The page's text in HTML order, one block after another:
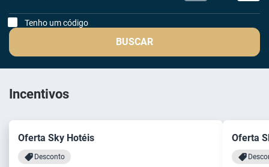
Tenho um código
BUSCAR
Incentivos
Oferta Sky Hotéis
Desconto
Oferta